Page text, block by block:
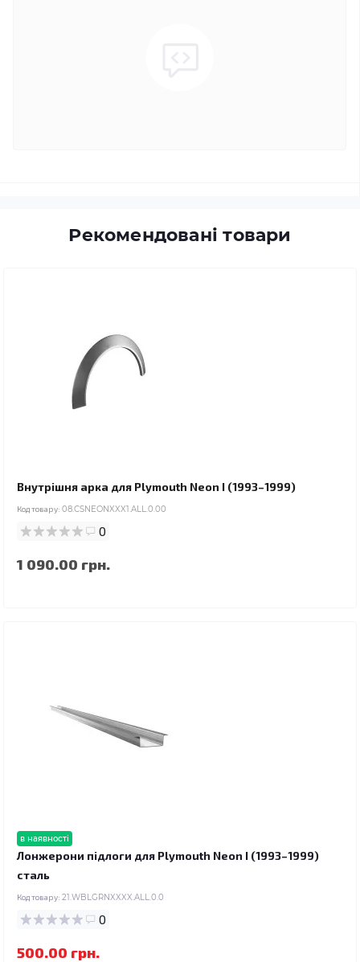
Рекомендовані товари
Внутрішня арка для Plymouth Neon I (1993–1999)
Код товару: 08.CSNEONXXX1.ALL.0.00
0
1 090.00 грн.
в наявності
Лонжерони підлоги для Plymouth Neon I (1993–1999)
сталь
Код товару: 21.WBLGRNXXXX.ALL.0.0
0
500.00 грн.